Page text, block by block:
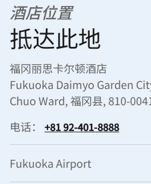
酒店位置
抵达此地
福冈丽思卡尔顿酒店
Fukuoka Daimyo Garden
Chuo Ward, 福冈县, 810-
电话： +81 92-401-8888
Fukuoka Airport